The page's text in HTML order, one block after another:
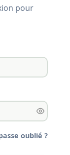
pour
oublié ?